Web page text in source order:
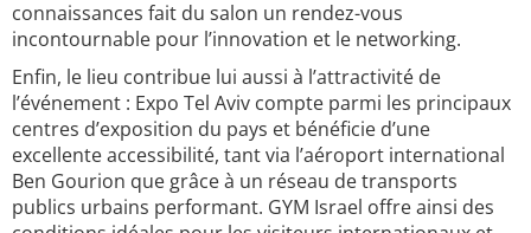
connaissances fait du salon un rendez-vous
incontournable pour l’innovation et le networking.
Enfin, le lieu contribue lui aussi à l’attractivité de
l’événement : Expo Tel Aviv compte parmi les principaux
centres d’exposition du pays et bénéficie d’une
excellente accessibilité, tant via l’aéroport international
Ben Gourion que grâce à un réseau de transports
publics urbains performant. GYM Israel offre ainsi des